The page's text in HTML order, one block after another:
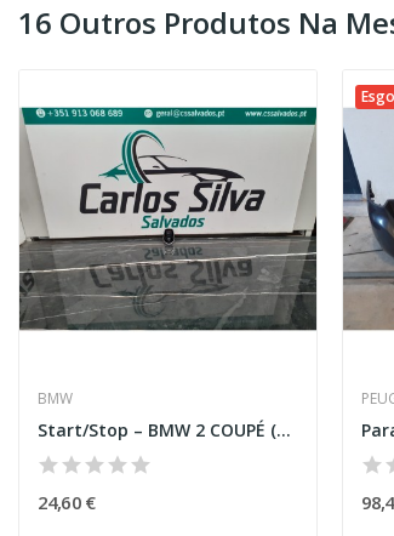
16 Outros Produtos Na
BMW
Start/Stop – BMW 2 COUPÉ (F22, F87)
24,60 €